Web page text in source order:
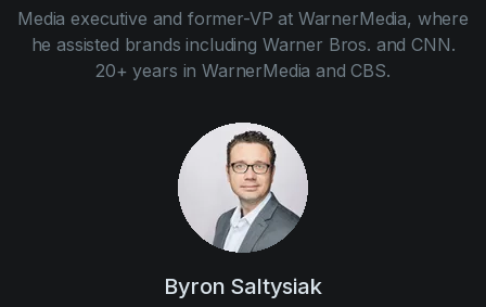
Media executive and former-VP at WarnerMedia, where
he assisted brands including Warner Bros. and CNN.
20+ years in WarnerMedia and CBS.
Byron Saltysiak